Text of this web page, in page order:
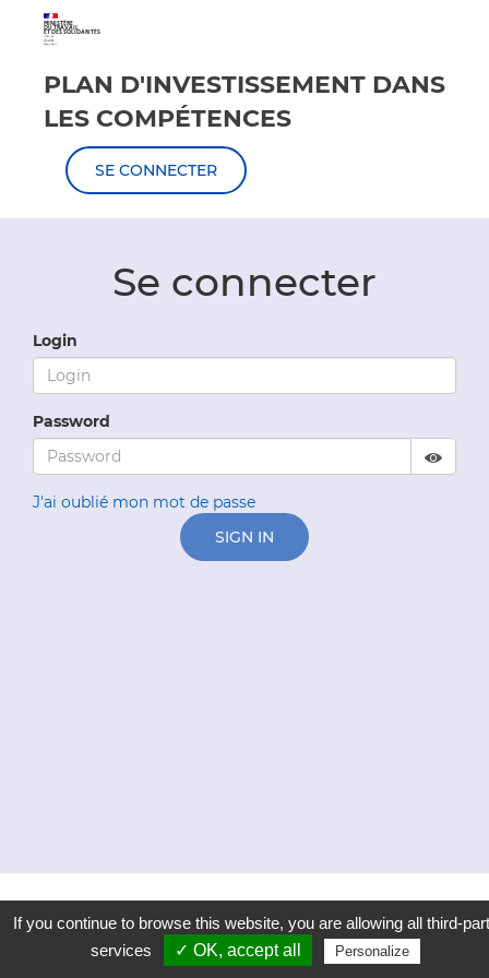
MINISTÈRE
DU TRAVAIL
ET DES SOLIDARITÉS
PLAN D'INVESTISSEMENT DANS
LES COMPÉTENCES
SE CONNECTER
Se connecter
Login
Password
Hide
J'ai oublié mon mot de passe
SIGN IN
If you continue to browse this website, you are allowing all third-
services
✓ OK, accept all Personalize